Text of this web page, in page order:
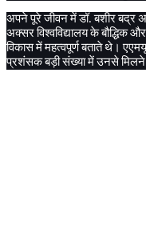
अपनेपूरेजीवनमेंडॉ. बशीरबद्र
अक्सरविश्वविद्यालयकेबौद्धिकऔर
विकासमेंमहत्वपूर्णबतातेथे। एएमयू
प्रशंसकबड़ीसंख्यामेंउनसेमिलने